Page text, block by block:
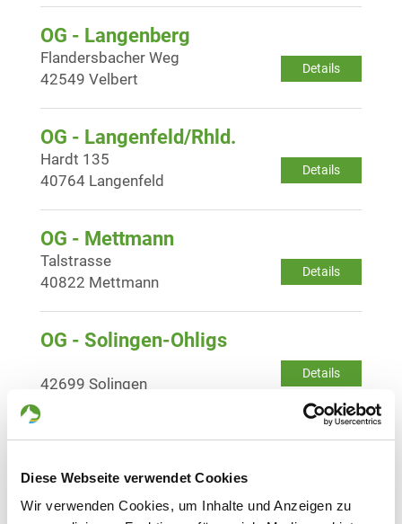
Diese Webseite verwendet Cookies
Wir verwenden Cookies, um Inhalte und Anzeigen zu
OG - Langenberg
Details
Flandersbacher Weg
42549 Velbert
OG - Langenfeld/Rhld.
Details
Hardt 135
40764 Langenfeld
OG - Mettmann
Details
Talstrasse
40822 Mettmann
OG - Solingen-Ohligs
Details
42699 Solingen
OG - Radevormwald
42477 Radevormwald